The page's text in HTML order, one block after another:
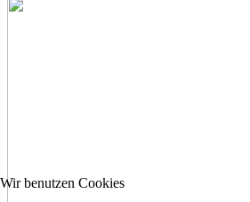
Wir benutzen Cookies